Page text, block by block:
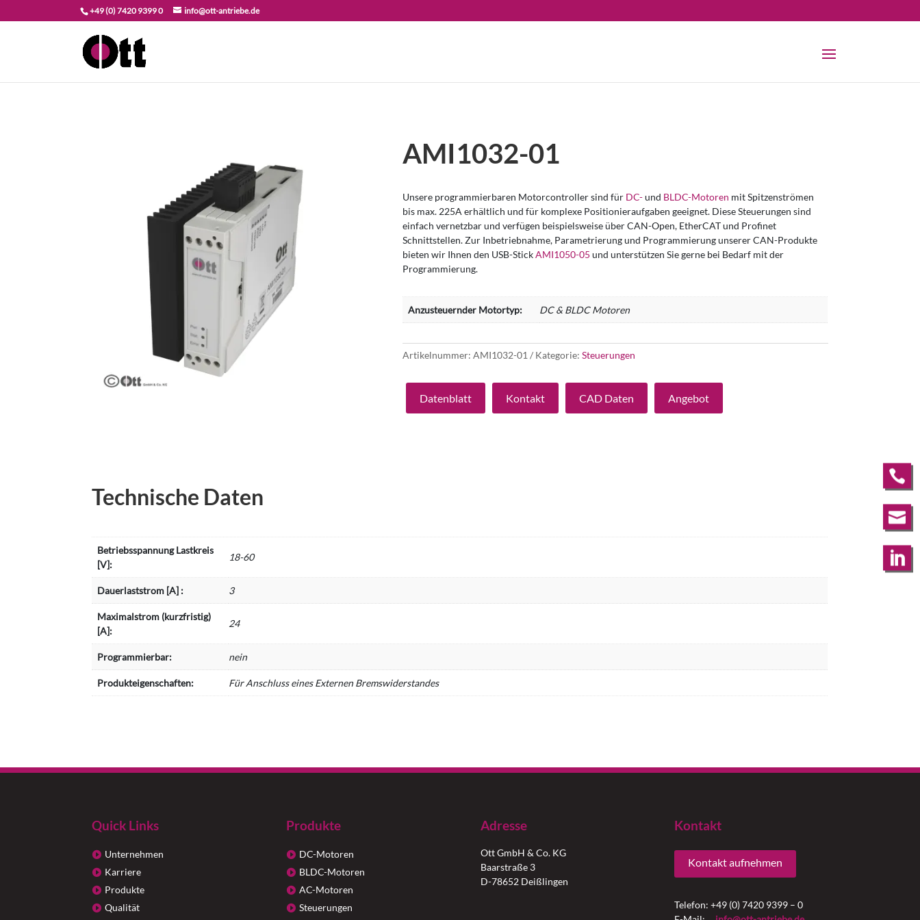
+49 (0) 7420 9399 0 info@ott-antriebe.de
AMI1032-01
Unsere programmierbaren Motorcontroller sind für DC-und BLDC-Motoren mit Spitzenströmen
bis max. 225A erhältlich und für komplexe Positionieraufgaben geeignet. Diese Steuerungen sind
einfach vernetzbar und verfügen beispielsweise über CAN-Open, EtherCAT und Profinet
Schnittstellen. Zur Inbetriebnahme, Parametrierung und Programmierung unserer CAN-Produkte
bieten wir Ihnen den USB-StickAMI1050-05 und unterstützen Sie gerne bei Bedarf mit der
Programmierung.
Anzusteuernder Motortyp: DC & BLDC Motoren
Artikelnummer:AMI1032-01 Kategorie:Steuerungen
Datenblatt Kontakt CAD Daten Angebot
Technische Daten
Betriebsspannung Lastkreis
[V]:
18-60
Dauerlaststrom [A] : 3
Maximalstrom (kurzfristig)
[A]:
24
Programmierbar: nein
Produkteigenschaften: Für Anschluss eines Externen Bremswiderstandes
Quick Links
Unternehmen
Karriere
Produkte
Qualität
Produkte
DC-Motoren
BLDC-Motoren
AC-Motoren
Steuerungen
Adresse
Ott GmbH & Co. KG
Baarstraße 3
D-78652 Deißlingen



Kontakt
Kontakt aufnehmen
Telefon: +49 (0) 7420 9399 – 0